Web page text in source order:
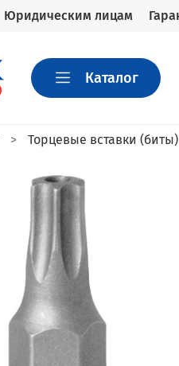
Юридическим лицам
Каталог
Торцевые вставки (биты)